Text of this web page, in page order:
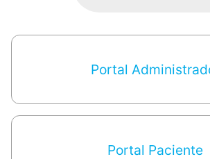
Portal
Portal Paciente